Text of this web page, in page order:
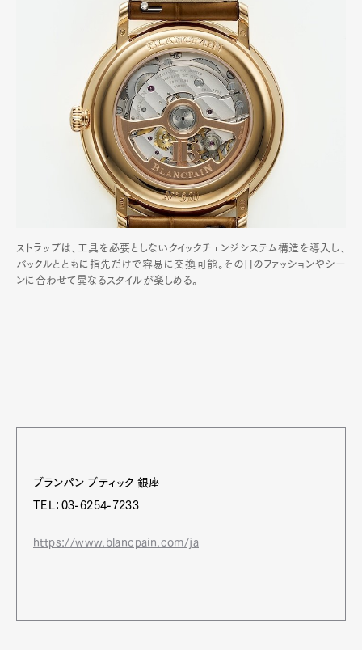
ストラップは、工具を必要としないクイックチェンジシステム構造を導入し、
バックルとともに指先だけで容易に交換可能。その日のファッションやシー
ンに合わせて異なるスタイルが楽しめる。
ブランパン ブティック 銀座
TEL：03-6254-7233
https://www.blancpain.com/ja